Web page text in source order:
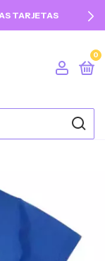
TARJETAS
0